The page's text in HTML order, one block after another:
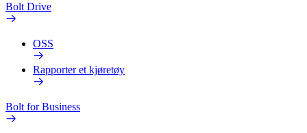
Bolt Drive
OSS
Rapporter et kjøretøy
Bolt for Business